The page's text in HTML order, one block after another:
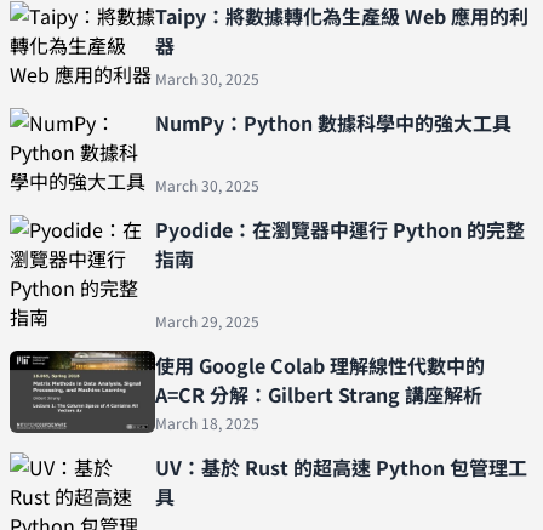
Taipy：將數據轉化為生產級 Web 應用的利
器
March 30, 2025
NumPy：Python 數據科學中的強大工具
March 30, 2025
Pyodide：在瀏覽器中運行 Python 的完整
指南
March 29, 2025
使用 Google Colab 理解線性代數中的
A=CR 分解：Gilbert Strang 講座解析
March 18, 2025
UV：基於 Rust 的超高速 Python 包管理工
具